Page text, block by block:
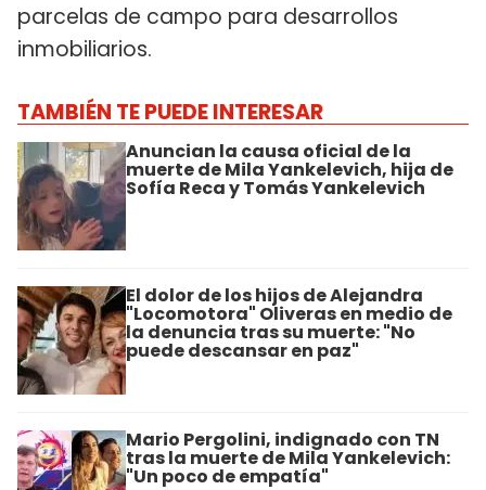
parcelas de campo para desarrollos
inmobiliarios.
TAMBIÉN TE PUEDE INTERESAR
Anuncian la causa oficial de la
muerte de Mila Yankelevich, hija de
Sofía Reca y Tomás Yankelevich
El dolor de los hijos de Alejandra
"Locomotora" Oliveras en medio de
la denuncia tras su muerte: "No
puede descansar en paz"
Mario Pergolini, indignado con TN
tras la muerte de Mila Yankelevich:
"Un poco de empatía"